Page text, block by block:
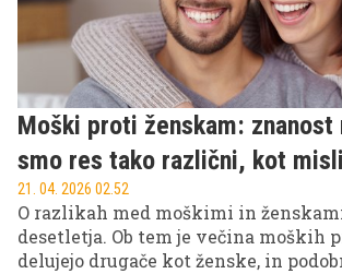
Moški proti ženskam:
smo res tako različni, kot
21. 04. 2026 02.52
O razlikah med moškimi in
desetletja. Ob tem je večina moških
delujejo drugače kot ženske, in